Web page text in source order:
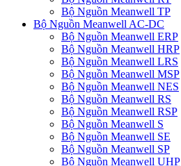
Bộ Nguồn Meanwell TP
Bộ Nguồn Meanwell AC-DC
Bộ Nguồn Meanwell ERP
Bộ Nguồn Meanwell HRP
Bộ Nguồn Meanwell LRS
Bộ Nguồn Meanwell MSP
Bộ Nguồn Meanwell NES
Bộ Nguồn Meanwell RS
Bộ Nguồn Meanwell RSP
Bộ Nguồn Meanwell S
Bộ Nguồn Meanwell SE
Bộ Nguồn Meanwell SP
Bộ Nguồn Meanwell UHP